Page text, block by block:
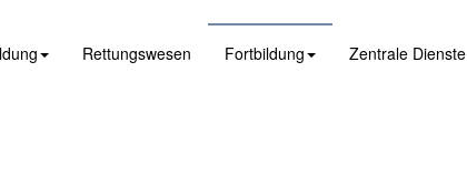
Rettungswesen Fortbildung Zentrale Dienste